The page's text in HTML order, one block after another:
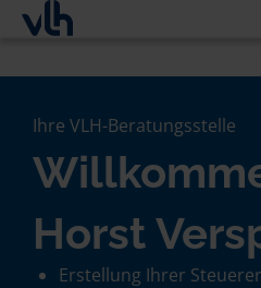
Ihre VLH-Beratungsstelle
Horst
Erstellung Ihrer